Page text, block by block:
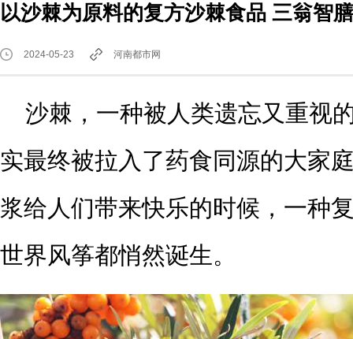
以沙棘为原料的复方沙棘食品 三翁智
2024-05-23 河南都市网
沙棘，一种被人类遗忘又重视
实最终被拉入了药食同源的大家
浆给人们带来快乐的时候，一种
世界风筝都悄然诞生。